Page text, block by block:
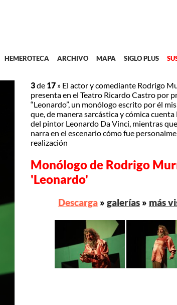
HEMEROTECA ARCHIVO MAPA SIGLO PLUS
3de 17 » El actor y comediante Rodrigo
presenta en el Teatro Ricardo Castro por
“Leonardo”, un monólogo escrito por él
que, de manera sarcástica y cómica
del pintor Leonardo Da Vinci, mientras
narra en el escenario cómo fue
realización
Monólogo de Rodrigo
'Leonardo'
Descarga» galerías» más